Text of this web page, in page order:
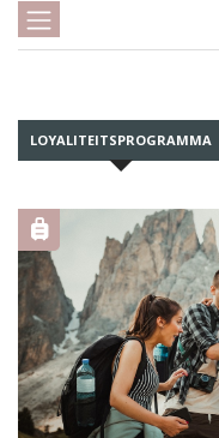
LOYALITEITSPROGRAMMA